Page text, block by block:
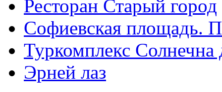
Ресторан Старый город
Софиевская площадь.
Туркомплекс Солнечна
Эрней лаз